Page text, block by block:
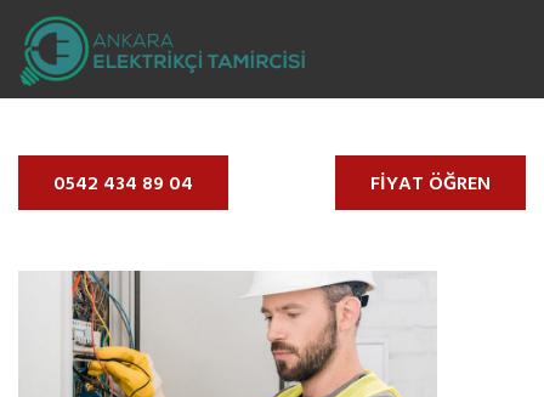
ETIMESGUT ELEKTRIKÇI - 0542 434 89 04 -
ETIMESGUT 7/24 AÇIK ELEKTRIKÇI
0542 434 89 04 FIYAT ÖĞREN